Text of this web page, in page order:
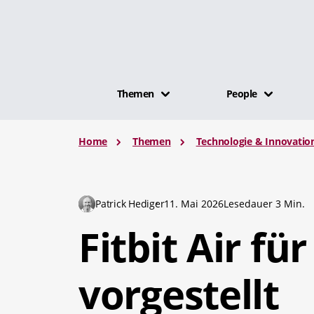
Themen People
Home Themen Technologie &
Patrick Hediger11. Mai 2026Lesedauer 3 Min.
Fitbit Air für
vorgestellt